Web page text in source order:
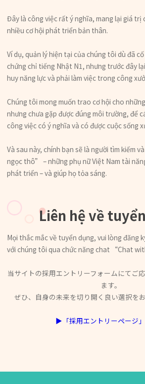
Đây là công việc rất ý nghĩa, mang lại giá trị
nhiều cơ hội phát triển bản thân.
Ví dụ, quản lý hiện tại của chúng tôi dù đã
chứng chỉ tiếng Nhật N1, nhưng trước đây
huy năng lực và phải làm việc trong công
Chúng tôi mong muốn trao cơ hội cho
nhưng chưa gặp được đúng môi trường, để
công việc có ý nghĩa và có được cuộc sống
Và sau này, chính bạn sẽ là người tìm kiếm
ngọc thô” – những phụ nữ Việt Nam tài
phát triển – và giúp họ tỏa sáng.
Liên hệ về
Mọi thắc mắc về tuyển dụng, vui lòng đăng
với chúng tôi qua chức năng chat “Chat
当サイトの採用エントリーフォームにてご
ます。
ぜひ、自身の未来を切り開く良い選択を
▶「採用エントリーページ